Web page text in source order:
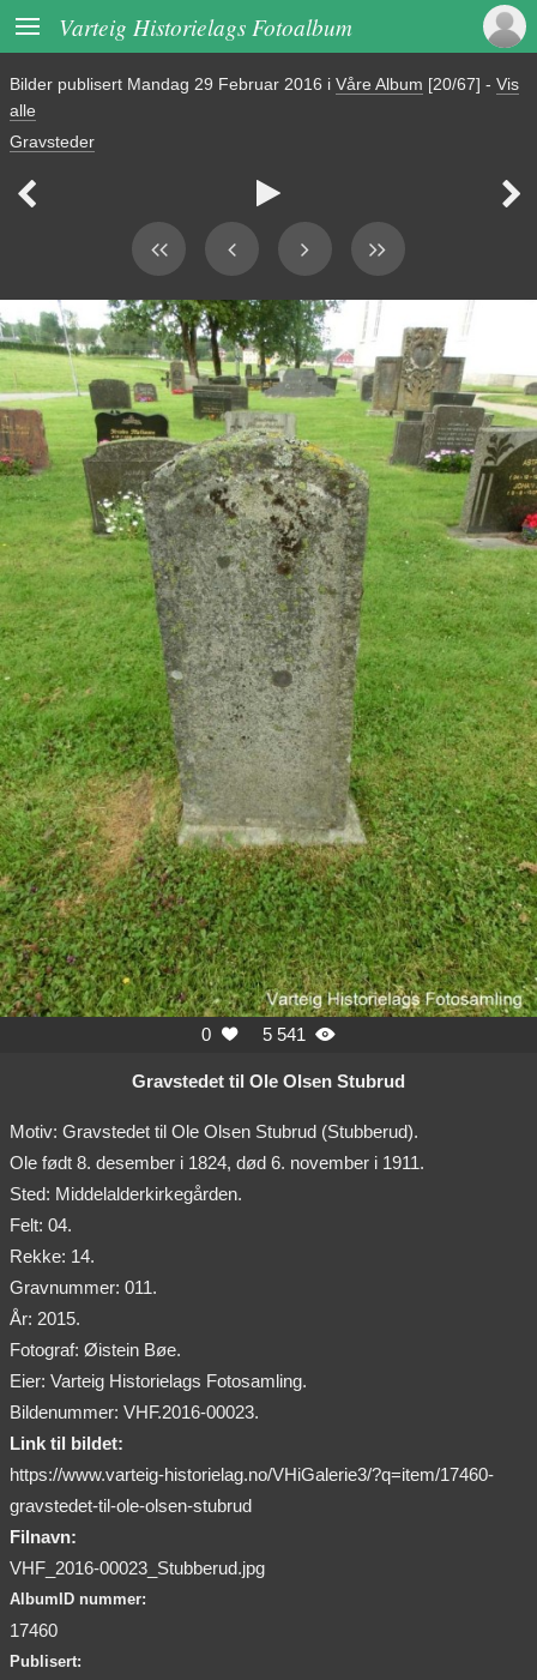
 Varteig Historielags Fotoalbum
Bilder publisert Mandag 29 Februar 2016 i Våre Album [20/67] - Vis
alle
Gravsteder
  
0  5 541 
Gravstedet til Ole Olsen Stubrud
Motiv: Gravstedet til Ole Olsen Stubrud (Stubberud).
Ole født 8. desember i 1824, død 6. november i 1911.
Sted: Middelalderkirkegården.
Felt: 04.
Rekke: 14.
Gravnummer: 011.
År: 2015.
Fotograf: Øistein Bøe.
Eier: Varteig Historielags Fotosamling.
Bildenummer: VHF.2016-00023.
Link til bildet:
https://www.varteig-historielag.no/VHiGalerie3/?q=item/17460-
gravstedet-til-ole-olsen-stubrud
Filnavn:
VHF_2016-00023_Stubberud.jpg
AlbumID nummer:
17460
Publisert: